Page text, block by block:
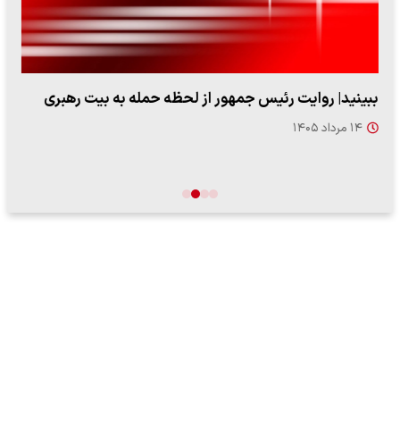
ببینید| روایت رئیس جمهور از لحظه حمله به بیت رهبری
۱۴ مرداد ۱۴۰۵